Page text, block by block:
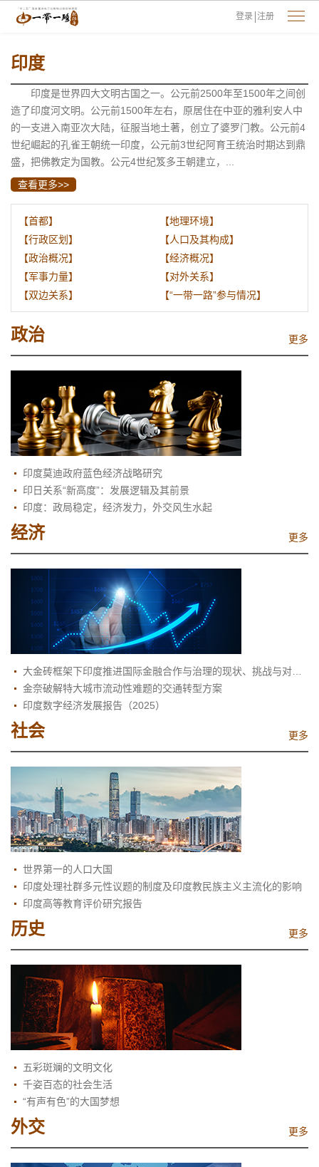
登录 注册
印度
印度是世界四大文明古国之一。公元前2500年至1500年之间创
造了印度河文明。公元前1500年左右，原居住在中亚的雅利安人中
的一支进入南亚次大陆，征服当地土著，创立了婆罗门教。公元前4
世纪崛起的孔雀王朝统一印度，公元前3世纪阿育王统治时期达到鼎
盛，把佛教定为国教。公元4世纪笈多王朝建立，...
查看更多>>
【首都】
【地理环境】
【行政区划】
【人口及其构成】
【政治概况】
【经济概况】
【军事力量】
【对外关系】
【双边关系】
【“一带一路”参与情况】
政治 更多
印度莫迪政府蓝色经济战略研究
印日关系“新高度”：发展逻辑及其前景
印度：政局稳定，经济发力，外交风生水起
经济 更多
金奈破解特大城市流动性难题的交通转型方案
印度数字经济发展报告（2025）
社会 更多
世界第一的人口大国
印度处理社群多元性议题的制度及印度教民族主义主流化的影响
印度高等教育评价研究报告
历史 更多
五彩斑斓的文明文化
千姿百态的社会生活
“有声有色”的大国梦想
外交 更多